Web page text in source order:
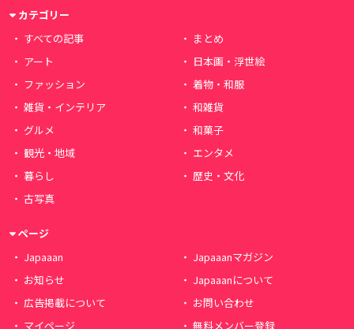
カテゴリー
すべての記事
まとめ
アート
日本画・浮世絵
ファッション
着物・和服
雑貨・インテリア
和雑貨
グルメ
和菓子
観光・地域
エンタメ
暮らし
歴史・文化
古写真
ページ
Japaaan
Japaaanマガジン
お知らせ
Japaaanについて
広告掲載について
お問い合わせ
マイページ
無料メンバー登録